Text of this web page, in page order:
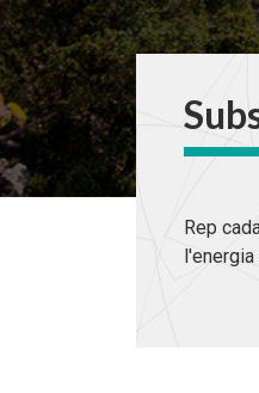
Rep
l'energia